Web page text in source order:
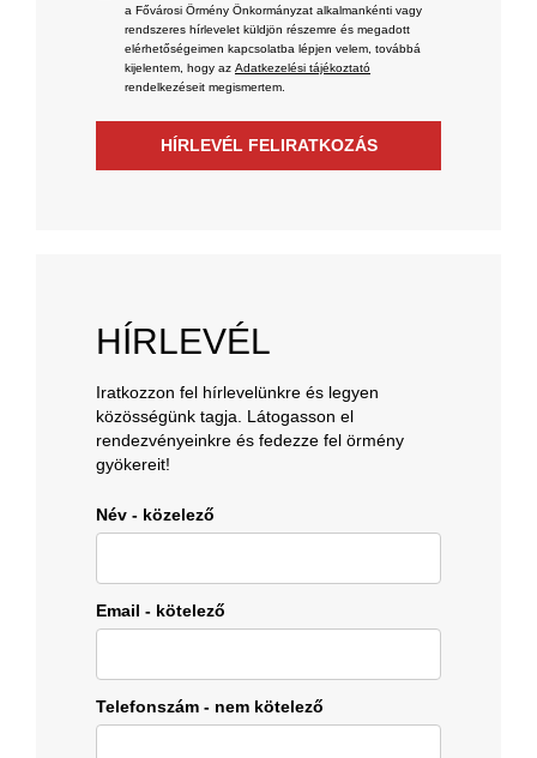
a Fővárosi Örmény Önkormányzat alkalmankénti vagy
rendszeres hírlevelet küldjön részemre és megadott
elérhetőségeimen kapcsolatba lépjen velem, továbbá
kijelentem, hogy az Adatkezelési tájékoztató
rendelkezéseit megismertem.
HÍRLEVÉL FELIRATKOZÁS
HÍRLEVÉL
Iratkozzon fel hírlevelünkre és legyen
közösségünk tagja. Látogasson el
rendezvényeinkre és fedezze fel örmény
gyökereit!
Név - közelező
Email - kötelező
Telefonszám - nem kötelező